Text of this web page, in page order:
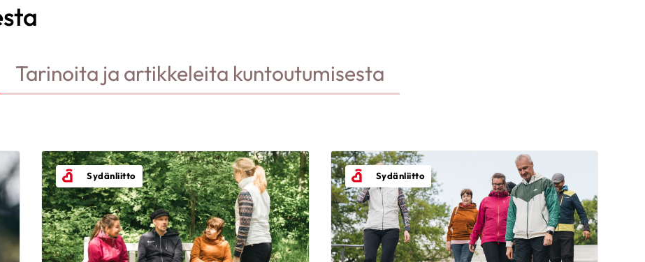
Tarinoita ja artikkeleita kuntoutumisesta
Sydänliitto Sydänliitto